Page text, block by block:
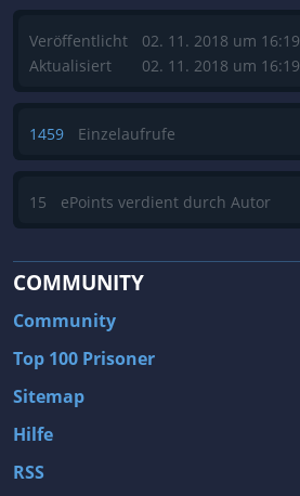
Veröffentlicht
Aktualisiert
02. 11. 2018 um 16:19
02. 11. 2018 um 16:19
1459 Einzelaufrufe
15 ePoints verdient durch Autor
COMMUNITY
Community
Top 100 Prisoner
Sitemap
Hilfe
RSS